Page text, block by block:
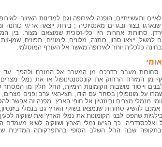
ותעשייתיים, הופנה לאירופה וגם למדינות האיזור.
בצור ובגדים מאנטיוכיה ; בירות ייצאה אריגי
סחורות אחרות היו כלי-זכוכית שמוצאם מצור. בין
למשל, ייצאו סבון, כותנה, מלונים, לימונים, תפוזים, שמן-
כלכלית יותר לאירופה מאשר אל העורף המוסלמי.
סחורות מעבר בדרכם מן המערב אל המזרח ולהפך. עד
מן המזרח הרחוק את קונסטנטינופול או את נמלי
וייסוד מושבות הקומונות הימיות, החל חלק מן המסחר
על מונופולין בסחר עם הודו, חצי-האי ערב ופנים מצרים,
מנמלי מצרים וביזנטיון אל חופי הארץ. מפנה זה אפשר
אמנם להשיג סחורות שנמצאו בשוקי הארץ גם בנמלי
שהפכו לבני הקומונות את נמלי הארץ ואת שווקיה
ואלכסנדריה. כך הגיעו נמלי הארץ ושווקיה לשיא
בתקופה שבה החל השלב הסופי בהתפרקותה